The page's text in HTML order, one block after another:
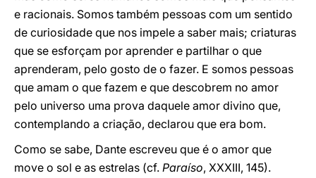
e racionais. Somos também pessoas com um sentido
de curiosidade que nos impele a saber mais; criaturas
que se esforçam por aprender e partilhar o que
aprenderam, pelo gosto de o fazer. E somos pessoas
que amam o que fazem e que descobrem no amor
pelo universo uma prova daquele amor divino que,
contemplando a criação, declarou que era bom.
Como se sabe, Dante escreveu que é o amor que
move o sol e as estrelas (cf. Paraíso, XXXIII, 145).